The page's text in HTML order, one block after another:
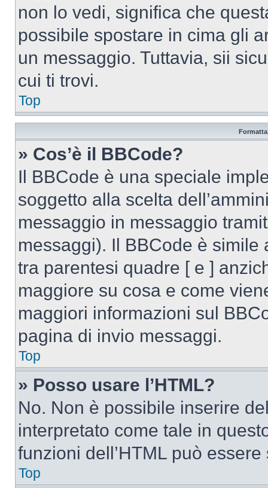
non lo vedi, significa che
possibile spostare in cima gli
un messaggio. Tuttavia, sii
cui ti trovi.
Top
» Cos’è il BBCode?
Il BBCode è una speciale
soggetto alla scelta
messaggio in messaggio
messaggi). Il BBCode è simile
tra parentesi quadre [ e ]
maggiore su cosa e come
maggiori informazioni sul
pagina di invio messaggi.
Top
» Posso usare l’HTML?
No. Non è possibile inserire
interpretato come tale in
funzioni dell’HTML può
Top